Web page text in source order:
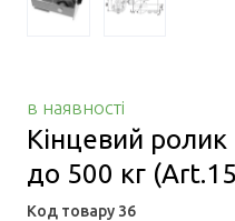
в наявності
Кінцевий
до 500 кг
Код товару 36